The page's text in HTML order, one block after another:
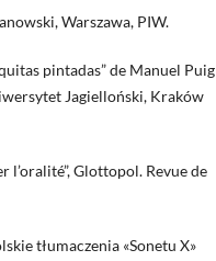
Warszawa, PIW.
pintadas” de Manuel Puig
Jagielloński, Kraków
l’oralité”, Glottopol. Revue de
tłumaczenia «Sonetu X»